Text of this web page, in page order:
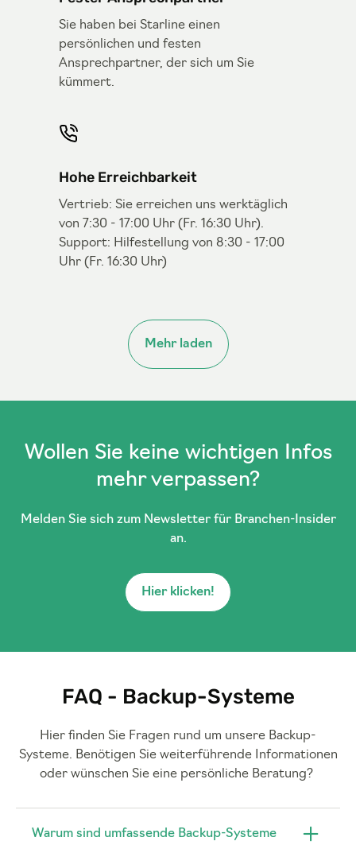
Sie haben bei Starline einen
persönlichen und festen
Ansprechpartner, der sich um Sie
kümmert.
Hohe Erreichbarkeit
Vertrieb: Sie erreichen uns werktäglich
von 7:30 - 17:00 Uhr (Fr. 16:30 Uhr).
Support: Hilfestellung von 8:30 - 17:00
Uhr (Fr. 16:30 Uhr)
Mehr laden
Wollen Sie keine wichtigen Infos
mehr verpassen?
Melden Sie sich zum Newsletter für Branchen-Insider
an.
Hier klicken!
FAQ - Backup-Systeme
Hier finden Sie Fragen rund um unsere Backup-
Systeme. Benötigen Sie weiterführende Informationen
oder wünschen Sie eine persönliche Beratung?
Warum sind umfassende Backup-Systeme